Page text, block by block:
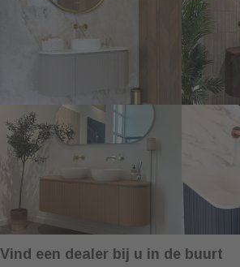
Vind een dealer bij u in de buurt